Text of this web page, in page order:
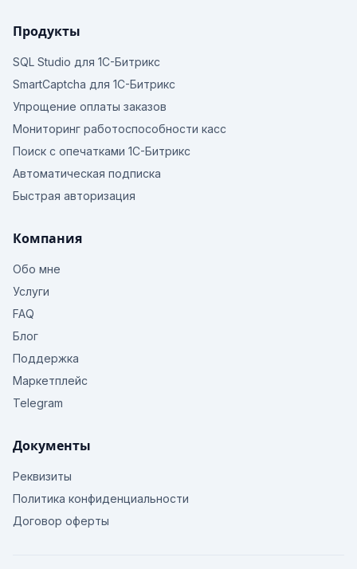
Продукты
SQL Studio для 1С-Битрикс
SmartCaptcha для 1С-Битрикс
Упрощение оплаты заказов
Мониторинг работоспособности касс
Поиск с опечатками 1С-Битрикс
Автоматическая подписка
Быстрая авторизация
Компания
Обо мне
Услуги
FAQ
Блог
Поддержка
Маркетплейс
Telegram
Документы
Реквизиты
Политика конфиденциальности
Договор оферты